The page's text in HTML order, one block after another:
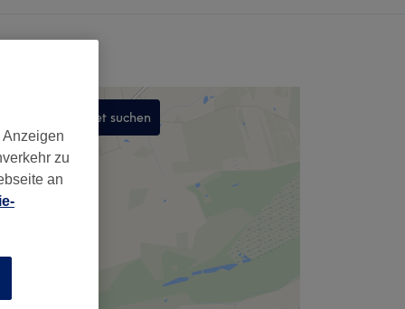
In diesem Gebiet suchen
,
zu
an